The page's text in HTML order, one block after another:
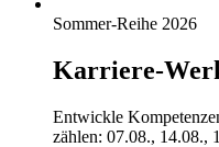
Sommer-Reihe 2026
Karriere-
Entwickle
zählen: 07.08., 14.08.,